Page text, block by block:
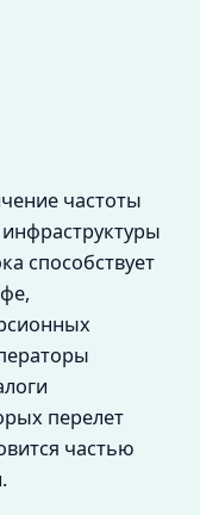
частоты
способствует
перелет
частью